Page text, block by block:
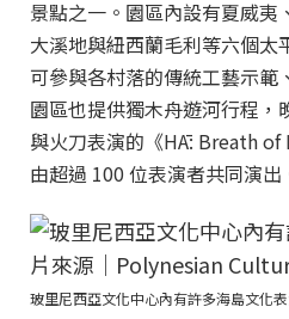
景點之一。園區內設有夏威夷
大溪地與紐西蘭毛利等六個太
可參與各村落的傳統工藝示範
園區也提供獨木舟遊河行程，
與火刀表演的《HĀ: Breath of
由超過 100 位表演者共同演出
玻里尼西亞文化中心內有許多海島文化